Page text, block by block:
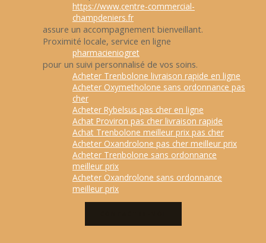
https://www.centre-commercial-
champdeniers.fr
assure un accompagnement bienveillant.
Proximité locale, service en ligne
pharmacieniogret
pour un suivi personnalisé de vos soins.
Acheter Trenbolone livraison rapide en ligne
Acheter Oxymetholone sans ordonnance pas
cher
Acheter Rybelsus pas cher en ligne
Achat Proviron pas cher livraison rapide
Achat Trenbolone meilleur prix pas cher
Acheter Oxandrolone pas cher meilleur prix
Acheter Trenbolone sans ordonnance
meilleur prix
Acheter Oxandrolone sans ordonnance
meilleur prix